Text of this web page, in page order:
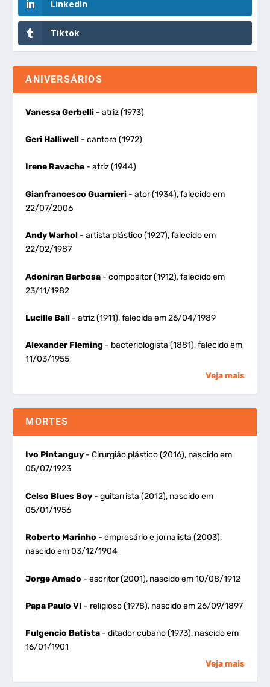
LinkedIn
Tiktok
ANIVERSÁRIOS
Vanessa Gerbelli - atriz (1973)
Geri Halliwell - cantora (1972)
Irene Ravache - atriz (1944)
Gianfrancesco Guarnieri - ator (1934), falecido em
22/07/2006
Andy Warhol - artista plástico (1927), falecido em
22/02/1987
Adoniran Barbosa - compositor (1912), falecido em
23/11/1982
Lucille Ball - atriz (1911), falecida em 26/04/1989
Alexander Fleming - bacteriologista (1881), falecido em
11/03/1955
Veja mais
MORTES
Ivo Pintanguy - Cirurgião plástico (2016), nascido em
05/07/1923
Celso Blues Boy - guitarrista (2012), nascido em
05/01/1956
Roberto Marinho - empresário e jornalista (2003),
nascido em 03/12/1904
Jorge Amado - escritor (2001), nascido em 10/08/1912
Papa Paulo VI - religioso (1978), nascido em 26/09/1897
Fulgencio Batista - ditador cubano (1973), nascido em
16/01/1901
Veja mais